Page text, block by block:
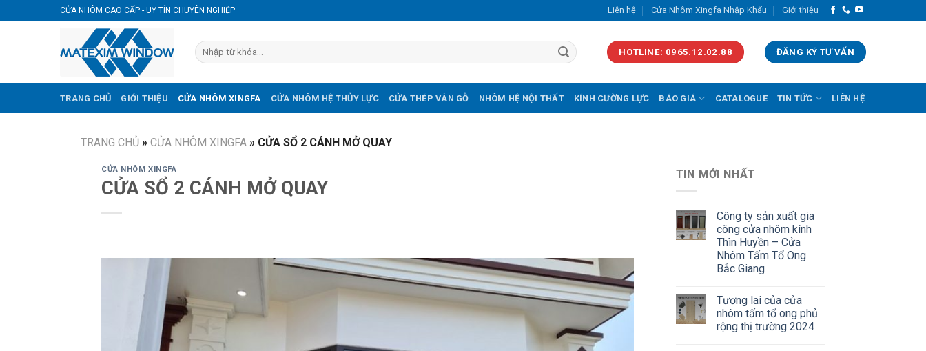
CỬA NHÔM CAO CẤP - UY TÍN CHUYÊN NGHIỆP Liên hệ Cửa Nhôm Xingfa Nhập Khẩu Giới thiệu
HOTLINE: 0965.12.02.88 ĐĂNG KÝ TƯ VẤN
TRANG CHỦ GIỚI THIỆU CỬA NHÔM XINGFA CỬA NHÔM HỆ THỦY LỰC CỬA THÉP VÂN GỖ NHÔM HỆ NỘI THẤT KÍNH CƯỜNG LỰC BÁO GIÁ CATALOGUE TIN TỨC LIÊN HỆ
TRANG CHỦ » CỬA NHÔM XINGFA » CỬA SỔ 2 CÁNH MỞ QUAY
CỬA NHÔM XINGFA
CỬA SỔ 2 CÁNH MỞ QUAY
TIN MỚI NHẤT
Công ty sản xuất gia
công cửa nhôm kính
Thìn Huyền – Cửa
Nhôm Tấm Tổ Ong
Bắc Giang
Tương lai của cửa
nhôm tấm tổ ong phủ
rộng thị trường 2024